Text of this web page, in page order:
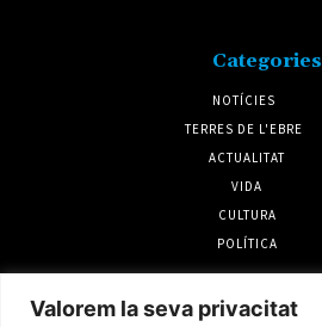
Valorem la seva privacitat
Categories
NOTÍCIES
TERRES DE L'EBRE
ACTUALITAT
VIDA
CULTURA
POLÍTICA